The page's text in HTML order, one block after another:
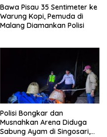
Bawa Pisau 35 Sentimeter ke
Warung Kopi, Pemuda di
Malang Diamankan Polisi
Polisi Bongkar dan
Musnahkan Arena Diduga
Sabung Ayam di Singosari,